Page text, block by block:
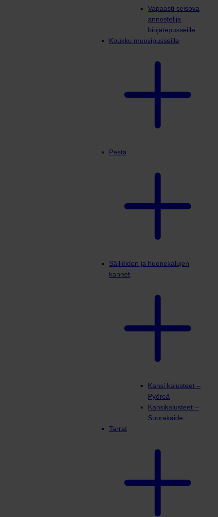
Vapaasti seisova
annostelija
biojätepusseille
Koukku muovipusseille
Pestä
Säiliöiden ja huonekalujen
kannet
Kansi kalusteet –
Pyöreä
Kansikalusteet –
Suorakaide
Tarrat